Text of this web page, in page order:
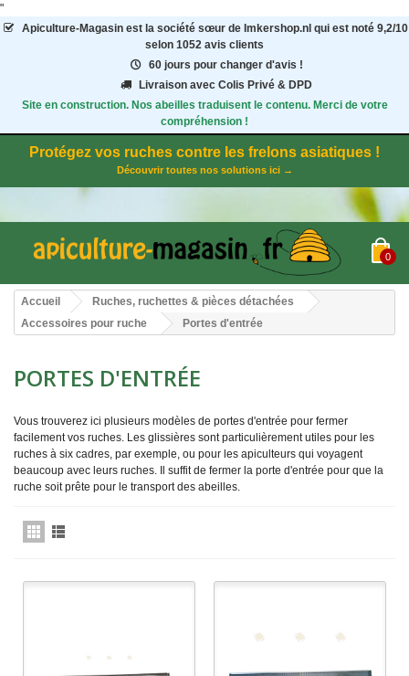
"
Apiculture-Magasinest la société sœur de Imkershop.nl qui est noté 9,2/10
selon 1052 avis clients
60 jours pour changer d'avis !
Livraison avec Colis Privé & DPD
Site en construction. Nos abeilles traduisent le contenu. Merci de votre
compréhension !
Protégez vos ruches contre les frelons asiatiques !
Découvrir toutes nos solutions ici →
0
Accueil
Ruches, ruchettes & pièces détachées
Accessoires pour ruche
Portes d'entrée
PORTES D'ENTRÉE
Vous trouverez ici plusieurs modèles de portes d'entrée pour fermer
facilement vos ruches. Les glissières sont particulièrement utiles pour les
ruches à six cadres, par exemple, ou pour les apiculteurs qui voyagent
beaucoup avec leurs ruches. Il suffit de fermer la porte d'entrée pour que la
ruche soit prête pour le transport des abeilles.